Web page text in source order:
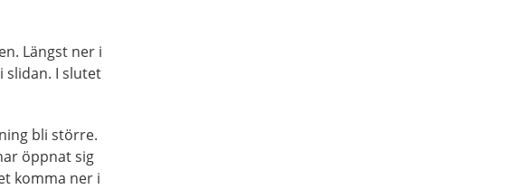
Längst ner i
slidan. I slutet
bli större.
öppnat sig
komma ner i